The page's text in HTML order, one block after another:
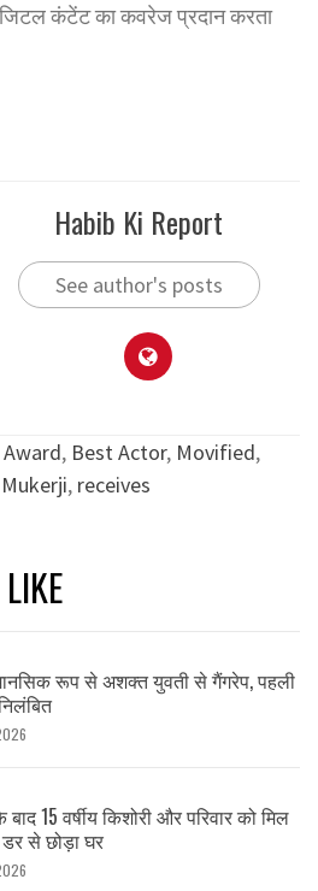
कंटेंट का कवरेज प्रदान करता
Habib Ki Report
See author's posts
Award, Best Actor, Movified,
, receives
रूप से अशक्त युवती से गैंगरेप, पहली
15 वर्षीय किशोरी और परिवार को मिल
से छोड़ा घर